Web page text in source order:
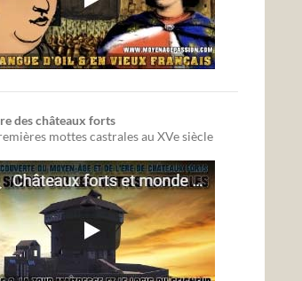
des châteaux forts
mottes castrales au XVe siècle